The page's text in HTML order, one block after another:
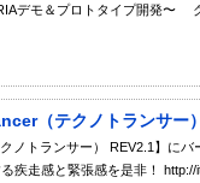
デモ＆プロトタイプ開発〜
（テクノトランサー
ノトランサー） REV2.1】に
疾走感と緊張感を是非！